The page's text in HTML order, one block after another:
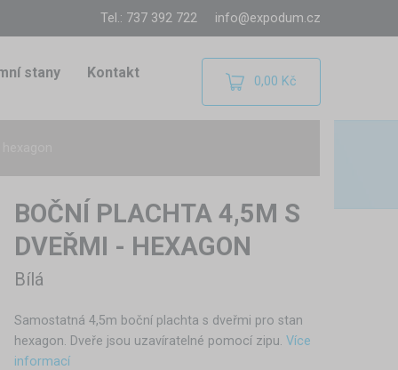
Tel.: 737 392 722 info@expodum.cz
stany Kontakt 0,00 Kč
BOČNÍ PLACHTA 4,5M S
DVEŘMI - HEXAGON
Bílá
Samostatná 4,5m boční plachta s dveřmi pro stan
hexagon. Dveře jsou uzavíratelné pomocí zipu. Více
informací